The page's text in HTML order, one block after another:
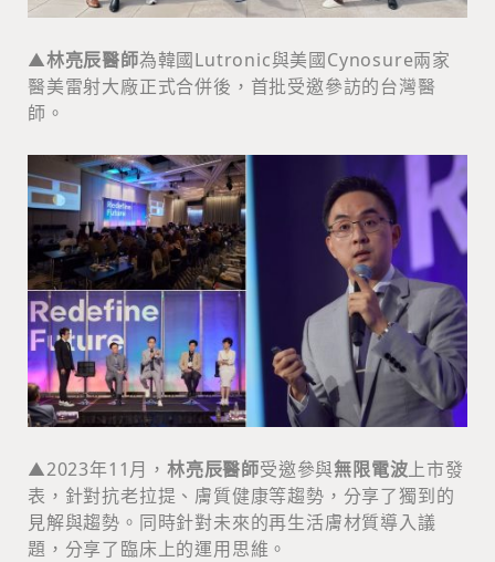
▲林亮辰醫師為韓國Lutronic與美國Cynosure兩家
醫美雷射大廠正式合併後，首批受邀參訪的台灣醫
師。
▲2023年11月， 林亮辰醫師受邀參與無限電波 上市發
表，針對抗老拉提、膚質健康等趨勢，分享了獨到的
見解與趨勢。同時針對未來的再生活膚材質導入議
題，分享了臨床上的運用思維。